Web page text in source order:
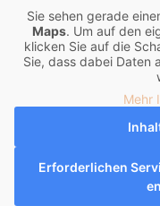
Sie sehen gerade
Maps. Um auf den
klicken Sie auf die
Sie, dass dabei Daten
Mehr
Erforderlichen